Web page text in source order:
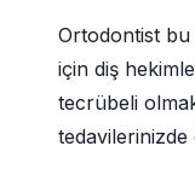
Ortodontist bu
için diş
tecrübeli